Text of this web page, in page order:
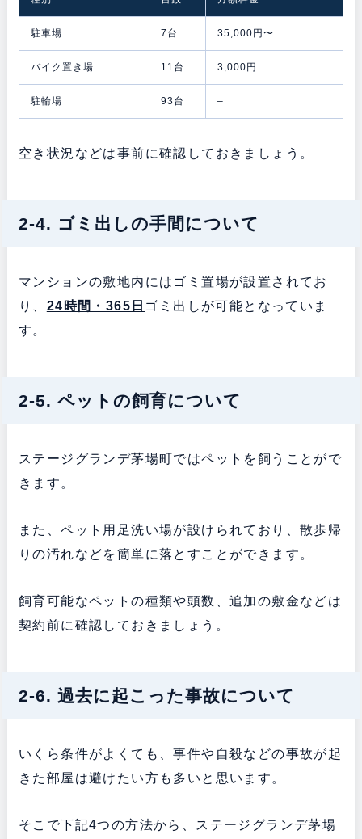
駐車場 7台 35,000円〜
バイク置き場 11台 3,000円
駐輪場 93台 –
空き状況などは事前に確認しておきましょう。
2-4. ゴミ出しの手間について
マンションの敷地内にはゴミ置場が設置されてお
り、 24時間・365日 ゴミ出しが可能となっていま
す。
2-5. ペットの飼育について
ステージグランデ茅場町ではペットを飼うことがで
きます。
また、ペット用足洗い場が設けられており、散歩帰
りの汚れなどを簡単に落とすことができます。
飼育可能なペットの種類や頭数、追加の敷金などは
契約前に確認しておきましょう。
2-6. 過去に起こった事故について
いくら条件がよくても、事件や自殺などの事故が起
きた部屋は避けたい方も多いと思います。
そこで下記4つの方法から、ステージグランデ茅場